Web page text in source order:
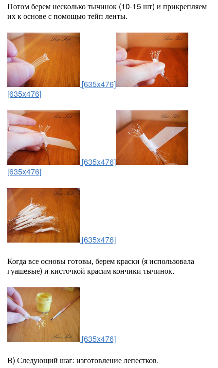
Потом берем несколько тычинок (10-15 шт) и прикрепляем
их к основе с помощью тейп ленты.
[635x476]
[635x476]
[635x476]
[635x476]
[635x476]
Когда все основы готовы, берем краски (я использовала
гуашевые) и кисточкой красим кончики тычинок.
[635x476]
В) Следующий шаг: изготовление лепестков.